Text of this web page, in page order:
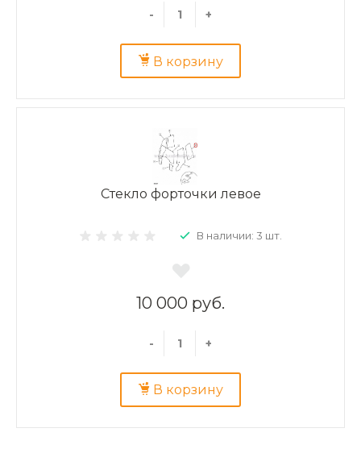
- +
В корзину
Стекло форточки левое
В наличии: 3 шт.
10 000 руб.
- +
В корзину